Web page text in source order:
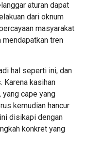
aturan dapat
dari oknum
masyarakat
tren
hal seperti ini, dan
Karena kasihan
yang cape yang
kemudian hancur
disikapi dengan
konkret yang